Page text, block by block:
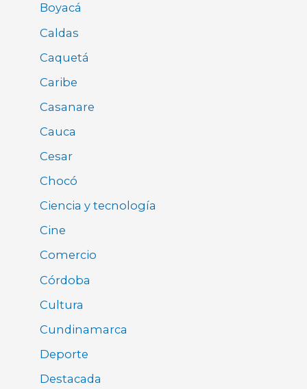
Boyacá
Caldas
Caquetá
Caribe
Casanare
Cauca
Cesar
Chocó
Ciencia y tecnología
Cine
Comercio
Córdoba
Cultura
Cundinamarca
Deporte
Destacada